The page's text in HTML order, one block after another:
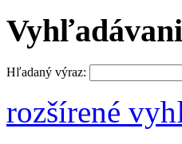
Hľadaný výraz:
rozšírené